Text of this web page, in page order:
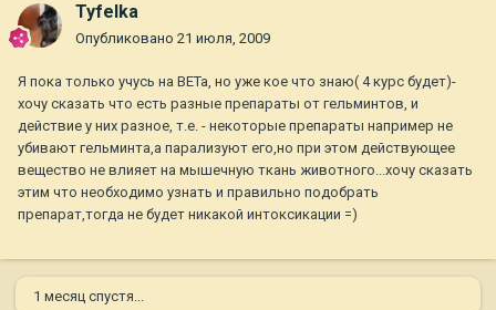
Tyfelka
Опубликовано 21 июля, 2009
Я пока только учусь на ВЕТа, но уже кое что знаю( 4 курс будет)-
хочу сказать что есть разные препараты от гельминтов, и
действие у них разное, т.е. - некоторые препараты например не
убивают гельминта,а парализуют его,но при этом действующее
вещество не влияет на мышечную ткань животного...хочу сказать
этим что необходимо узнать и правильно подобрать
препарат,тогда не будет никакой интоксикации =)
1 месяц спустя...